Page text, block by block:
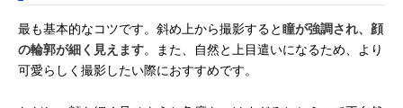
最も基本的なコツです。斜め上から撮影すると瞳が強調され、顔
の輪郭が細く見えます。また、自然と上目遣いになるため、より
可愛らしく撮影したい際におすすめです。